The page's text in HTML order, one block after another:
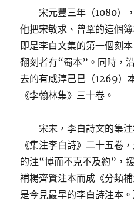
宋元豐三年（1080）
他把宋敏求、曾鞏的這個
即是李白文集的第一個刻
翻刻者有“蜀本”。同時，
去的有咸淳己巳（1269）
《李翰林集》三十卷。
宋末，李白詩文的集
《集注李白詩》二十五卷
的注“博而不克不及約”，
補楊齊賢注本而成《分類
是今見最早的李白詩注本